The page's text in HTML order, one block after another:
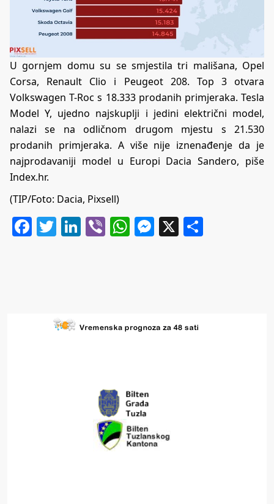
U gornjem domu su se smjestila tri mališana, Opel
Corsa, Renault Clio i Peugeot 208. Top 3 otvara
Volkswagen T-Roc s 18.333 prodanih primjeraka. Tesla
Model Y, ujedno najskuplji i jedini električni model,
nalazi se na odličnom drugom mjestu s 21.530
prodanih primjeraka. A više nije iznenađenje da je
najprodavaniji model u Europi Dacia Sandero, piše
Index.hr.
(TIP/Foto: Dacia, Pixsell)
Facebook
Twitter
LinkedIn
ViberWhatsApp
Messenger
X